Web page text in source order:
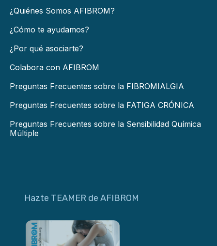
¿Quiénes Somos AFIBROM?
¿Cómo te ayudamos?
¿Por qué asociarte?
Colabora con AFIBROM
Preguntas Frecuentes sobre la FIBROMIALGIA
Preguntas Frecuentes sobre la FATIGA CRÓNICA
Preguntas Frecuentes sobre la Sensibilidad Química
Múltiple
Hazte TEAMER de AFIBROM